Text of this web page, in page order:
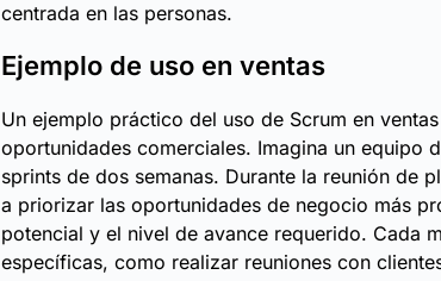
centrada en las personas.
Ejemplo de uso en ventas
Un ejemplo práctico del uso de Scrum en
oportunidades comerciales. Imagina un equipo
sprints de dos semanas. Durante la reunión de
a priorizar las oportunidades de negocio más
potencial y el nivel de avance requerido. Cada
específicas, como realizar reuniones con